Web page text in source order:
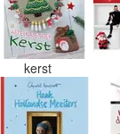
kerst